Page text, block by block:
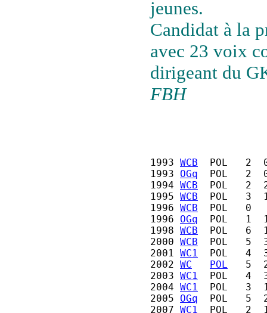
jeunes.
Candidat à la
avec 23 voix
dirigeant du
FBH
1993 WCB
POL   2
1993 OGq
POL   2
1994 WCB
POL   2
1995 WCB
POL   3
1996 WCB
POL
1996 OGq
POL   1
1998 WCB
POL   6
2000 WCB
POL   5
2001 WC1
POL   4
2002 WC POL
5
2003 WC1
POL   4
2004 WC1
POL   3
2005 OGq
POL   5
2007 WC1
POL   2